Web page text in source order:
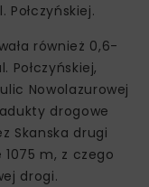
również 0,6-
Nowolazurowej
drogowe
Skanska drugi
m, z czego
drogi.